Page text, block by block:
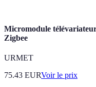
Micromodule
Zigbee
URMET
75.43 EURVoir le prix